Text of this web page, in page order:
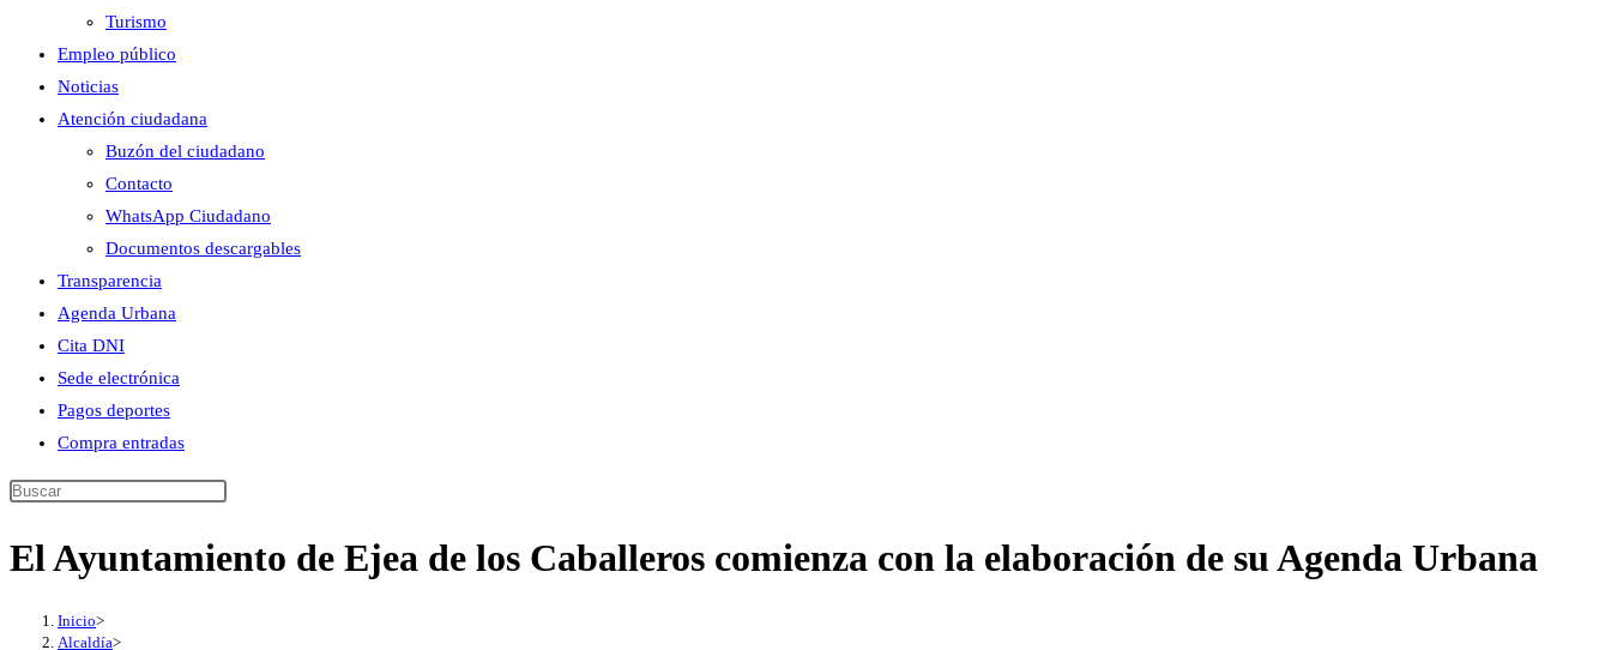
Turismo
Empleo público
Noticias
Atención ciudadana
Buzón del ciudadano
Contacto
WhatsApp Ciudadano
Documentos descargables
Transparencia
Agenda Urbana
Cita DNI
Sede electrónica
Pagos deportes
Compra entradas
Buscar
esta
El Ayuntamiento de Ejea de los Caballeros comienza con la elaboración de su Agenda Urbana
Inicio>
Alcaldía>